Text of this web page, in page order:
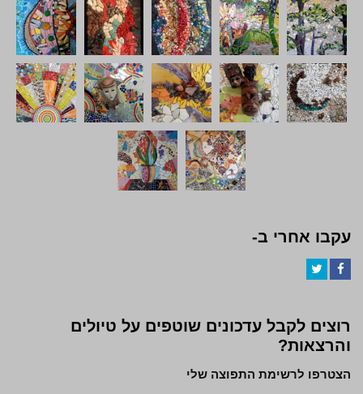
עקבו אחרי ב-
רוצים לקבל עדכונים שוטפים על טיולים
והרצאות?
הצטרפו לרשימת התפוצה שלי